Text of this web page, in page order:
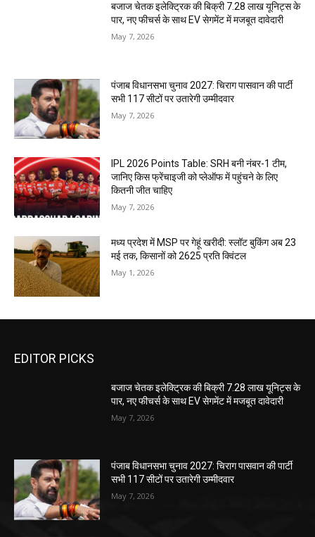
बजाज चेतक इलेक्ट्रिक की बिक्री 7.28 लाख यूनिट्स के
पार, नए फीचर्स के साथ EV सेगमेंट में मजबूत दावेदारी
May 7, 2026
पंजाब विधानसभा चुनाव 2027: चिराग पासवान की पार्टी
सभी 117 सीटों पर उतारेगी उम्मीदवार
May 7, 2026
IPL 2026 Points Table: SRH बनी नंबर-1 टीम,
जानिए किस फ्रेंचाइजी को प्लेऑफ में पहुंचने के लिए
कितनी जीत चाहिए
May 7, 2026
मध्य प्रदेश में MSP पर गेहूं खरीदी: स्लॉट बुकिंग अब 23
मई तक, किसानों को ₹2625 प्रति क्विंटल
May 1, 2026
EDITOR PICKS
बजाज चेतक इलेक्ट्रिक की बिक्री 7.28 लाख यूनिट्स के
पार, नए फीचर्स के साथ EV सेगमेंट में मजबूत दावेदारी
May 7, 2026
पंजाब विधानसभा चुनाव 2027: चिराग पासवान की पार्टी
सभी 117 सीटों पर उतारेगी उम्मीदवार
May 7, 2026